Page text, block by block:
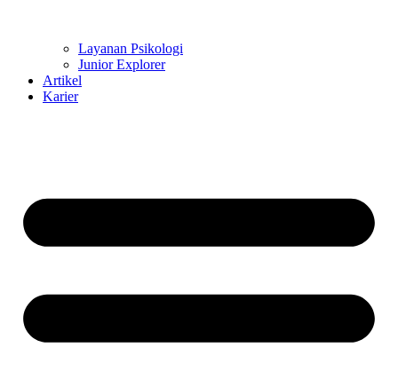
Layanan Psikologi
Junior Explorer
Artikel
Karier